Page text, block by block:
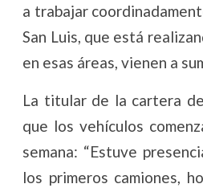
a trabajar
San Luis, que está
en esas áreas, vienen a
La titular de la cartera
que los vehículos
semana: “Estuve
los primeros camiones,